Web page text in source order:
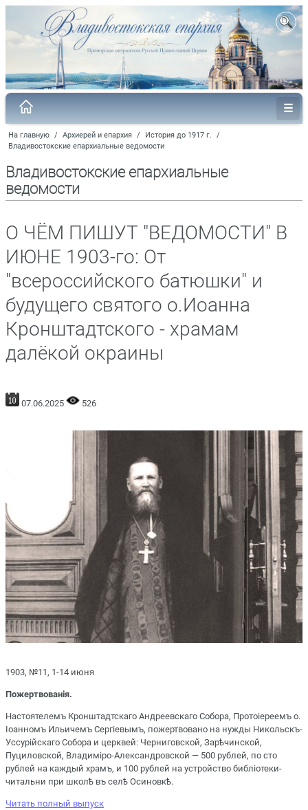
На главную / Архиерей и епархия / История до 1917 г.
/
Владивостокские епархиальные ведомости
Владивостокские епархиальные
ведомости
О ЧЁМ ПИШУТ "ВЕДОМОСТИ" В
ИЮНЕ 1903-го: От
"всероссийского батюшки" и
будущего святого о.Иоанна
Кронштадтского - храмам
далёкой окраины
07.06.2025 526
1903, №11, 1-14 июня
Пожертвованія.
Настоятелемъ Кронштадтскаго Андреевскаго Собора, Протоіереемъ о.
Іоанномъ Ильичемъ Сергіевымъ, пожертвовано на нужды Никольскъ-
Уссурійскаго Собора и церквей: Черниговской, Зарѣчинской,
Пуциловской, Владиміро-Александровской — 500 рублей, по сто
рублей на каждый храмъ, и 100 рублей на устройство библіотеки-
читальни при школѣ въ селѣ Осиновкѣ.
Читать полный выпуск